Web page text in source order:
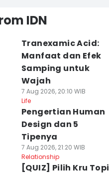
IDN
Tranexamic Acid:
Manfaat dan Efek
Samping untuk
Wajah
7 Aug 2026, 20:10 WIB
Life
Pengertian Human
Design dan 5
Tipenya
7 Aug 2026, 21:20 WIB
Relationship
[QUIZ] Pilih Kru Topi